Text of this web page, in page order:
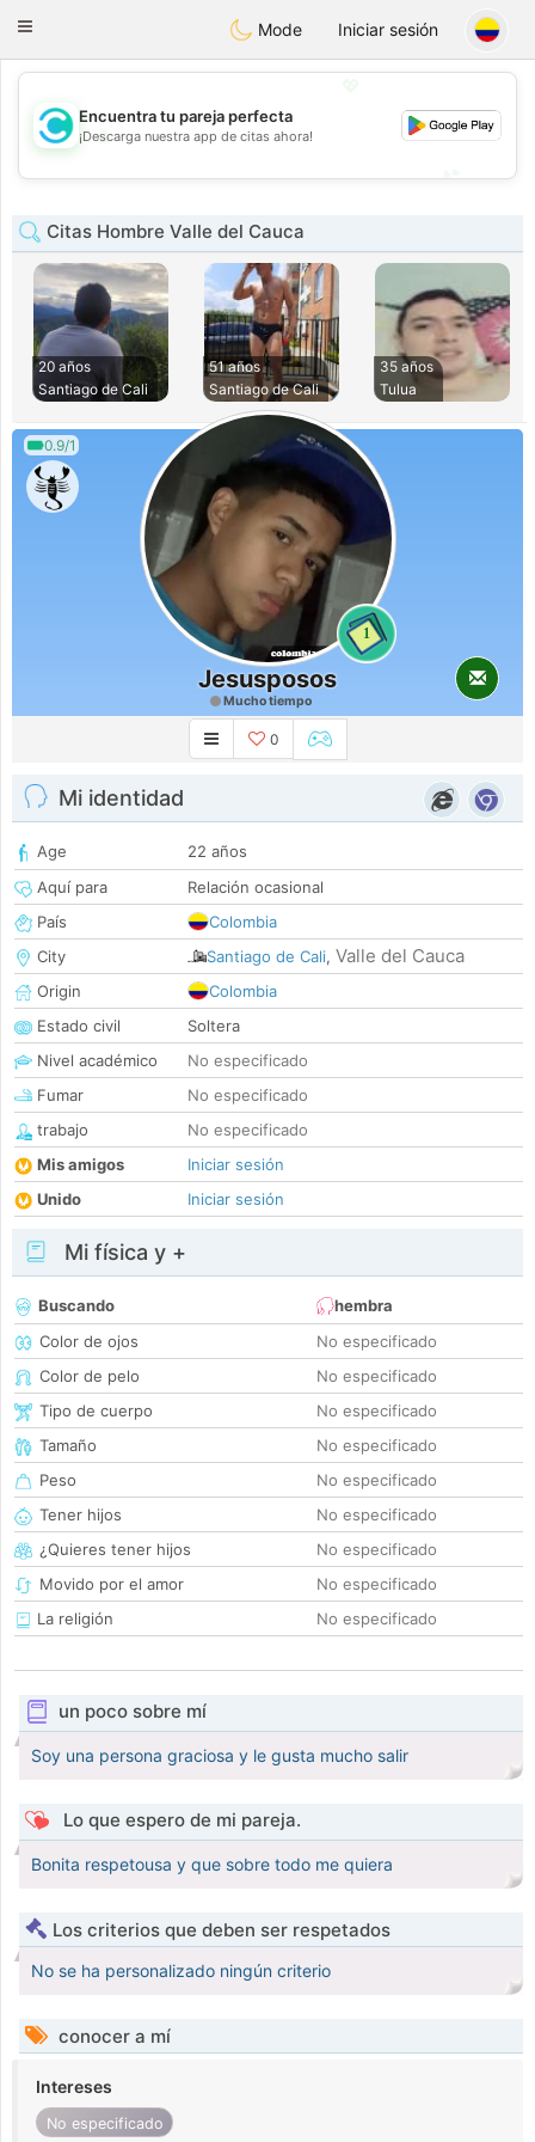
olombiaCitas
Toggle
Mode Iniciar sesión
💖
💕
Encuentra tu pareja perfecta
¡Descarga nuestra app de citas ahora!
Citas Hombre Valle del Cauca
20 años
Santiago de Cali
51 años
Santiago de Cali
35 años
Tulua
0.9/1
1
Jesusposos
Mucho tiempo
0
Mi identidad
Age
22 años
Aquí para
Relación ocasional
País
Colombia
City
Santiago de Cali, Valle del Cauca
Origin
Colombia
Estado civil
Soltera
Nivel académico
No especificado
Fumar
No especificado
trabajo
No especificado
Mis amigos
Iniciar sesión
Unido
Iniciar sesión
Mi física y +
Buscando
hembra
Color de ojos
No especificado
Color de pelo
No especificado
Tipo de cuerpo
No especificado
Tamaño
No especificado
Peso
No especificado
Tener hijos
No especificado
¿Quieres tener hijos
No especificado
Movido por el amor
No especificado
La religión
No especificado
un poco sobre mí
Soy una persona graciosa y le gusta mucho salir
Lo que espero de mi pareja.
Bonita respetousa y que sobre todo me quiera
Los criterios que deben ser respetados
No se ha personalizado ningún criterio
conocer a mí
Intereses
No especificado